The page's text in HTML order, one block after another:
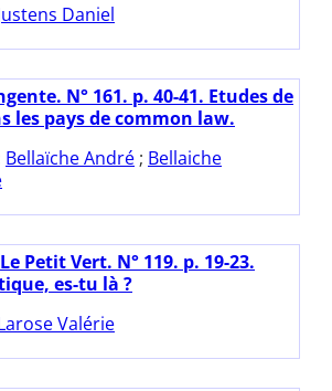
Daniel
N° 161. p. 40-41. Etudes de
les pays de common law.
Bellaïche André ; Bellaiche
Le Petit Vert. N° 119. p. 19-23.
es-tu là ?
Valérie